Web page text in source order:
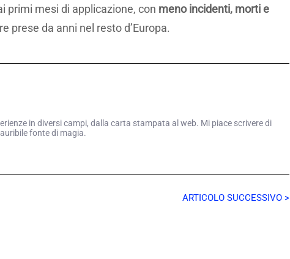
primi mesi di applicazione, con meno incidenti, morti e
prese da anni nel resto d’Europa.
in diversi campi, dalla carta stampata al web. Mi piace scrivere di
fonte di magia.
ARTICOLO SUCCESSIVO >